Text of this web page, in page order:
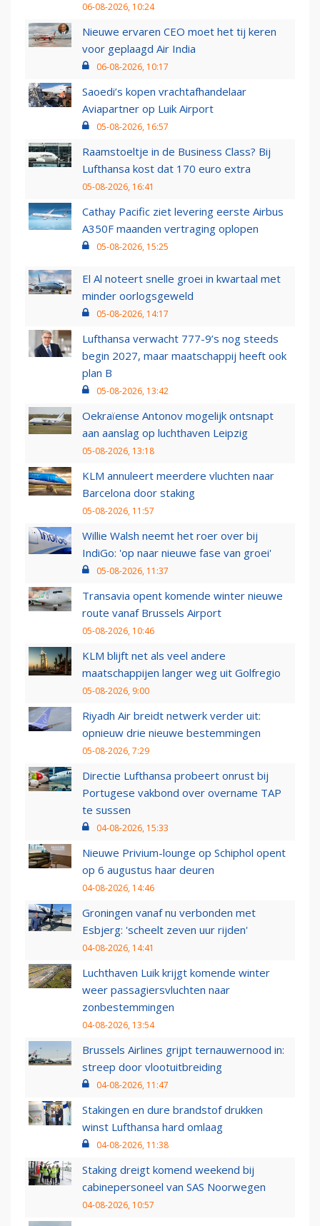
06-08-2026, 10:24
Nieuwe ervaren CEO moet het tij keren
voor geplaagd Air India
06-08-2026, 10:17
Saoedi’s kopen vrachtafhandelaar
Aviapartner op Luik Airport
05-08-2026, 16:57
Raamstoeltje in de Business Class? Bij
Lufthansa kost dat 170 euro extra
05-08-2026, 16:41
Cathay Pacific ziet levering eerste Airbus
A350F maanden vertraging oplopen
05-08-2026, 15:25
El Al noteert snelle groei in kwartaal met
minder oorlogsgeweld
05-08-2026, 14:17
Lufthansa verwacht 777-9’s nog steeds
begin 2027, maar maatschappij heeft ook
plan B
05-08-2026, 13:42
Oekraïense Antonov mogelijk ontsnapt
aan aanslag op luchthaven Leipzig
05-08-2026, 13:18
KLM annuleert meerdere vluchten naar
Barcelona door staking
05-08-2026, 11:57
Willie Walsh neemt het roer over bij
IndiGo: 'op naar nieuwe fase van groei'
05-08-2026, 11:37
Transavia opent komende winter nieuwe
route vanaf Brussels Airport
05-08-2026, 10:46
KLM blijft net als veel andere
maatschappijen langer weg uit Golfregio
05-08-2026, 9:00
Riyadh Air breidt netwerk verder uit:
opnieuw drie nieuwe bestemmingen
05-08-2026, 7:29
Directie Lufthansa probeert onrust bij
Portugese vakbond over overname TAP
te sussen
04-08-2026, 15:33
Nieuwe Privium-lounge op Schiphol opent
op 6 augustus haar deuren
04-08-2026, 14:46
Groningen vanaf nu verbonden met
Esbjerg: 'scheelt zeven uur rijden'
04-08-2026, 14:41
Luchthaven Luik krijgt komende winter
weer passagiersvluchten naar
zonbestemmingen
04-08-2026, 13:54
Brussels Airlines grijpt ternauwernood in:
streep door vlootuitbreiding
04-08-2026, 11:47
Stakingen en dure brandstof drukken
winst Lufthansa hard omlaag
04-08-2026, 11:38
Staking dreigt komend weekend bij
cabinepersoneel van SAS Noorwegen
04-08-2026, 10:57